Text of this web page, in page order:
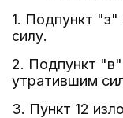
1. Подпункт "з"
силу.
2. Подпункт "в"
утратившим
3. Пункт 12